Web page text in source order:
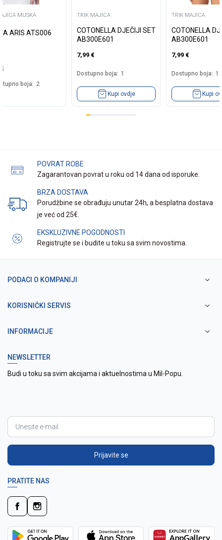
MUSKA
ARIS ATS006
€
boja: 2
TRIK MAJICA
COTONELLA DJEČIJI SET
AB300E601
7,99 €
Dostupno boja: 1
Kupi ovdje
TRIK MAJICA
COTONELLA
AB300E601
7,99 €
Dostupno boja: 1
Kupi
POVRAT ROBE
Zagarantovan povrat u roku od 14 dana od isporuke.
BRZA DOSTAVA
Porudžbine se obrađuju unutar 24h, a besplatna dostava
je već od 25€.
EKSKLUZIVNE POGODNOSTI
Registrujte se i budite u toku sa svim novostima.
PODACI O KOMPANIJI
KORISNIČKI SERVIS
INFORMACIJE
NEWSLETTER
Budi u toku sa svim akcijama i aktuelnostima u Mil-Popu.
Prijavite se
PRATITE NAS